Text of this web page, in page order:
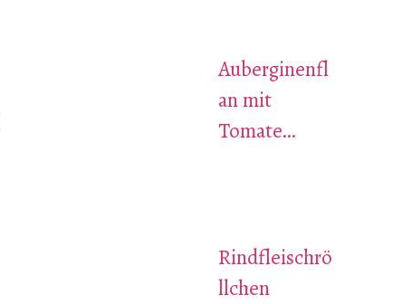
Auberginenfl
an mit
Tomate…
Rindfleischrö
llchen